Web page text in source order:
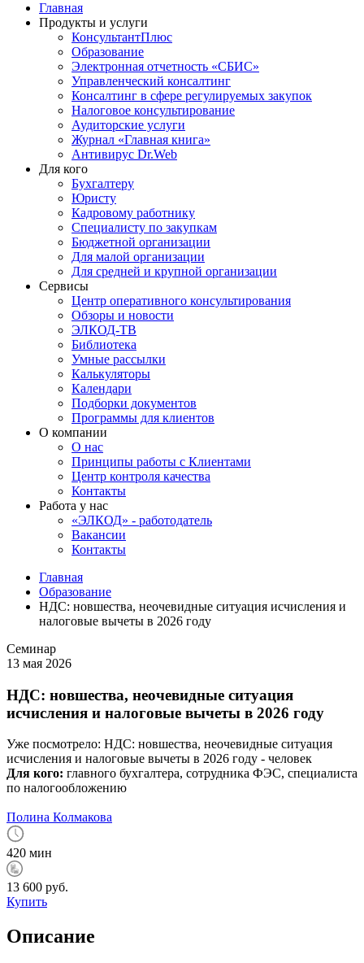
Главная
Продукты и услуги
КонсультантПлюс
Образование
Электронная отчетность «СБИС»
Управленческий консалтинг
Консалтинг в сфере регулируемых закупок
Налоговое консультирование
Аудиторские услуги
Журнал «Главная книга»
Антивирус Dr.Web
Для кого
Бухгалтеру
Юристу
Кадровому работнику
Специалисту по закупкам
Бюджетной организации
Для малой организации
Для средней и крупной организации
Сервисы
Центр оперативного консультирования
Обзоры и новости
ЭЛКОД-ТВ
Библиотека
Умные рассылки
Калькуляторы
Календари
Подборки документов
Программы для клиентов
О компании
О нас
Принципы работы с Клиентами
Центр контроля качества
Контакты
Работа у нас
«ЭЛКОД» - работодатель
Вакансии
Контакты
Главная
Образование
НДС: новшества, неочевидные ситуация исчисления и
налоговые вычеты в 2026 году
Семинар
13 мая 2026
НДС: новшества, неочевидные ситуация
исчисления и налоговые вычеты в 2026 году
Уже посмотрело: НДС: новшества, неочевидные ситуация
исчисления и налоговые вычеты в 2026 году - человек
Для кого: главного бухгалтера, сотрудника ФЭС, специалиста
по налогообложению
Полина Колмакова
420 мин
13 600 руб.
Купить
Описание